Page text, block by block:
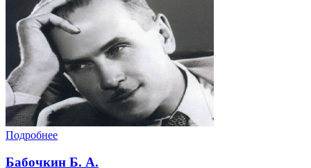
Подробнее
Бабочкин Б. А.